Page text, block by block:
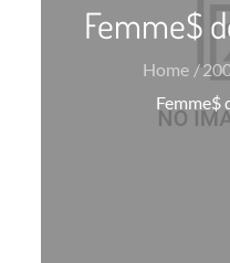
Femme$
Home
Femme$